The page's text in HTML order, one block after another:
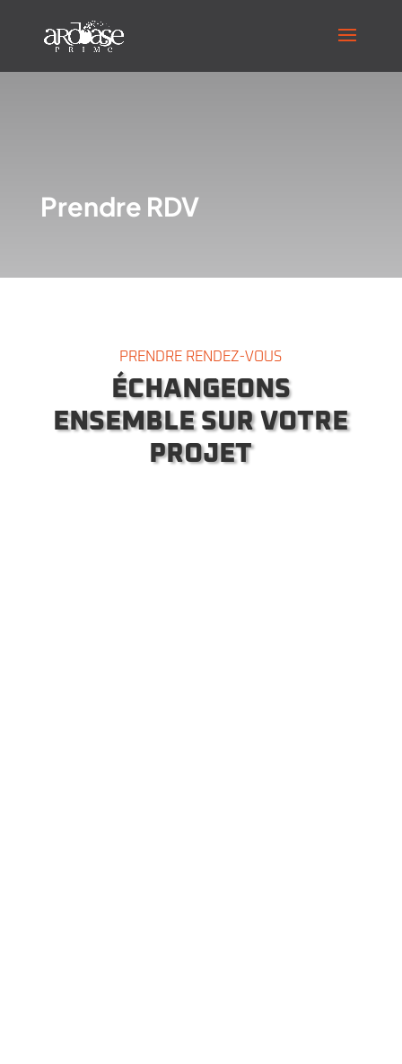
Prendre RDV
PRENDRE RENDEZ-VOUS
ÉCHANGEONS
ENSEMBLE SUR VOTRE
PROJET